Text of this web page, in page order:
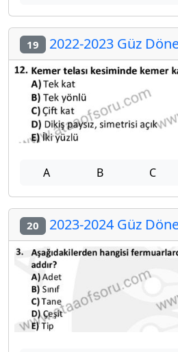
19 2022-2023 Güz
A B C
20 2023-2024 Güz